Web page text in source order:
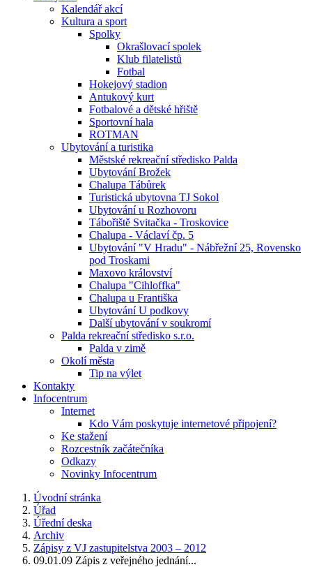
Kalendář akcí
Kultura a sport
Spolky
Okrašlovací spolek
Klub filatelistů
Fotbal
Hokejový stadion
Antukový kurt
Fotbalové a dětské hřiště
Sportovní hala
ROTMAN
Ubytování a turistika
Městské rekreační středisko Palda
Ubytování Brožek
Chalupa Tábůrek
Turistická ubytovna TJ Sokol
Ubytování u Rozhovoru
Tábořiště Svitačka - Troskovice
Chalupa - Václaví čp. 5
Ubytování "V Hradu" - Nábřežní 25, Rovensko
pod Troskami
Maxovo království
Chalupa "Cihloffka"
Chalupa u Františka
Ubytování U podkovy
Další ubytování v soukromí
Palda rekreační středisko s.r.o.
Palda v zimě
Okolí města
Tip na výlet
Kontakty
Infocentrum
Internet
Kdo Vám poskytuje internetové připojení?
Ke stažení
Rozcestník začátečníka
Odkazy
Novinky Infocentrum
Úvodní stránka
Úřad
Úřední deska
Archiv
Zápisy z VJ zastupitelstva 2003 – 2012
09.01.09 Zápis z veřejného jednání...